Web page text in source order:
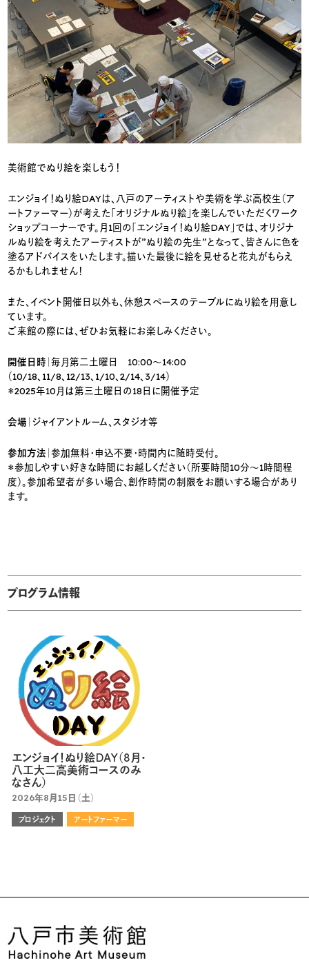
美術館でぬり絵を楽しもう！
エンジョイ！ぬり絵DAYは、八戸のアーティストや美術を学ぶ高校生（ア
ートファーマー）が考えた「オリジナルぬり絵」を楽しんでいただくワーク
ショップコーナーです。月1回の「エンジョイ！ぬり絵DAY」では、オリジナ
ルぬり絵を考えたアーティストが”ぬり絵の先生”となって、皆さんに色を
塗るアドバイスをいたします。描いた最後に絵を見せると花丸がもらえ
るかもしれません！
また、イベント開催日以外も、休憩スペースのテーブルにぬり絵を用意し
ています。
ご来館の際には、ぜひお気軽にお楽しみください。
開催日時 ｜毎月第二土曜日 10:00〜14:00
（10/18、11/8、12/13、1/10、2/14、3/14）
＊2025年10月は第三土曜日の18日に開催予定
会場 ｜ジャイアントルーム、スタジオ等
参加方法 ｜参加無料・申込不要・時間内に随時受付。
＊参加しやすい好きな時間にお越しください（所要時間10分～1時間程
度）。参加希望者が多い場合、創作時間の制限をお願いする場合があり
ます。
プログラム情報
エンジョイ！ぬり絵DAY（8月・
八工大二高美術コースのみ
なさん）
2026年8月15日（土）
プロジェクト アートファーマー